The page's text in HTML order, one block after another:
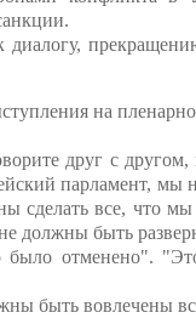
на
друг с
парламент, мы
сделать все, что
должны быть
было отменено".
быть вовлечены